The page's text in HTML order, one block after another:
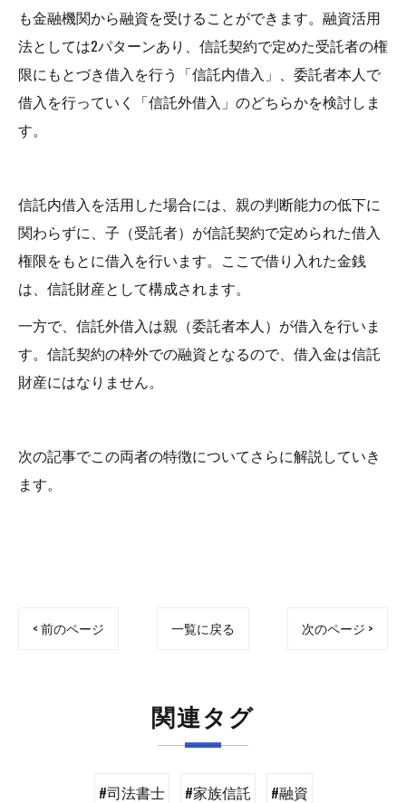
も金融機関から融資を受けることができます。融資活用
法としては2パターンあり、信託契約で定めた受託者の権
限にもとづき借入を行う「信託内借入」、委託者本人で
借入を行っていく「信託外借入」のどちらかを検討しま
す。
信託内借入を活用した場合には、親の判断能力の低下に
関わらずに、子（受託者）が信託契約で定められた借入
権限をもとに借入を行います。ここで借り入れた金銭
は、信託財産として構成されます。
一方で、信託外借入は親（委託者本人）が借入を行いま
す。信託契約の枠外での融資となるので、借入金は信託
財産にはなりません。
次の記事でこの両者の特徴についてさらに解説していき
ます。
< 前のページ 一覧に戻る 次のページ >
関連タグ
#司法書士 #家族信託 #融資